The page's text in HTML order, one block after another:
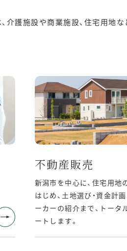
護施設や商業施設、住宅用地な
不動産販売
新潟市を中心に、住宅用地
はじめ、土地選び・資金計画
ーカーの紹介まで、トータ
ートします。